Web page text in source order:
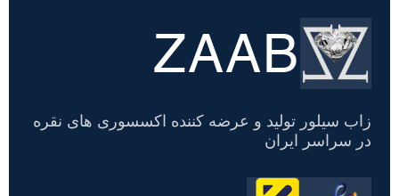
تسویه
حساب
ZAAB
زاب سیلور تولید و عرضه کننده اکسسوری های نقره
در سراسر ایران